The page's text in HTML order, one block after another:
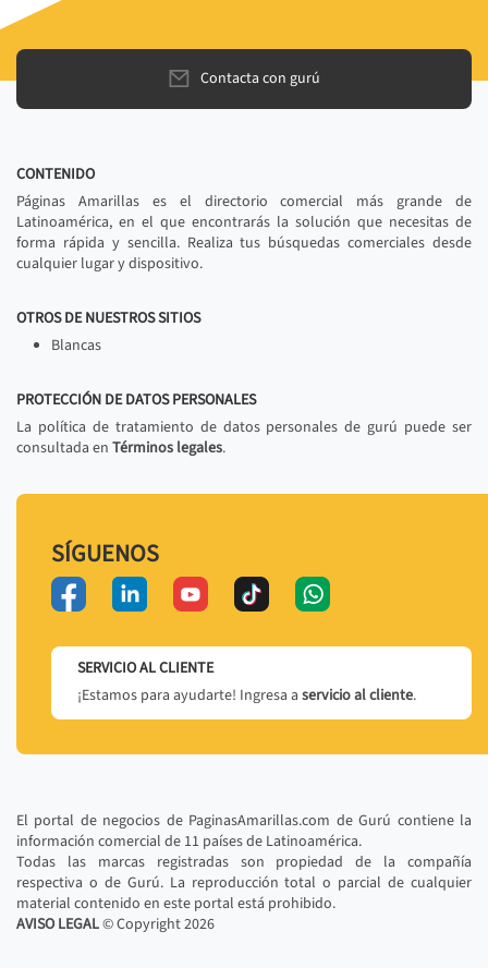
Contacta con gurú
CONTENIDO
Páginas Amarillas es el directorio comercial más grande de
Latinoamérica, en el que encontrarás la solución que necesitas de
forma rápida y sencilla. Realiza tus búsquedas comerciales desde
cualquier lugar y dispositivo.
OTROS DE NUESTROS SITIOS
Blancas
PROTECCIÓN DE DATOS PERSONALES
La política de tratamiento de datos personales de gurú puede ser
consultada en Términos legales.
SÍGUENOS
SERVICIO AL CLIENTE
¡Estamos para ayudarte! Ingresa a servicio al cliente.
El portal de negocios de PaginasAmarillas.com de Gurú contiene la
información comercial de 11 países de Latinoamérica.
Todas las marcas registradas son propiedad de la compañía
respectiva o de Gurú. La reproducción total o parcial de cualquier
material contenido en este portal está prohibido.
AVISO LEGAL© Copyright2026